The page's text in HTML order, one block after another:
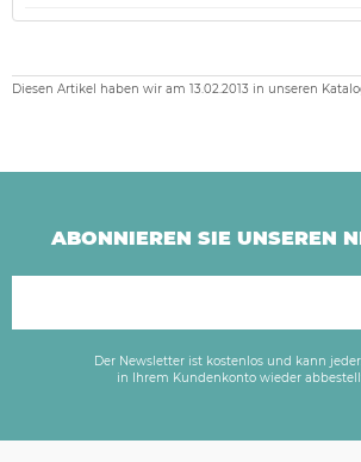
Diesen Artikel haben wir am 13.02.2013 in unseren
ABONNIEREN SIE UNSEREN
Der Newsletter ist kostenlos und kann
in Ihrem Kundenkonto wieder